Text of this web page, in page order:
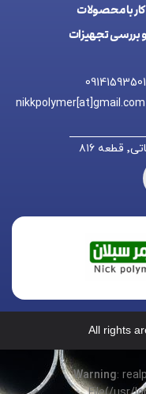
با محصولات
بررسی تجهیزات
All rights
Warning: